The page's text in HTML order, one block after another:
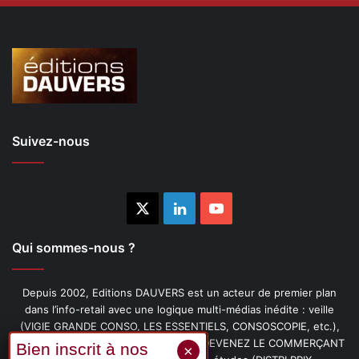
Suivez-nous
LinkedinYouTube
Qui sommes-nous ?
Depuis 2002, Editions DAUVERS est un acteur de premier plan
dans l’info-retail avec une logique multi-médias inédite : veille
(VIGIE GRANDE CONSO, LES ESSENTIELS, CONSOSCOPIE, etc.),
livres (PENSER-CLIENT, IMAGE-PRIX, DEVENEZ LE COMMERÇANT